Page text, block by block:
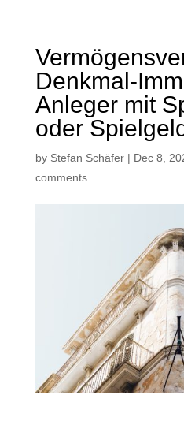
Denkmal-
Anleger mit
oder
by Stefan Schäfer| Dec 8,
comments